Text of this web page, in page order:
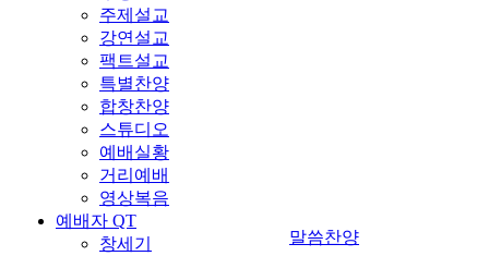
주제설교
강연설교
팩트설교
특별찬양
합창찬양
스튜디오
예배실황
거리예배
영상복음
예배자 QT
창세기
말씀찬양